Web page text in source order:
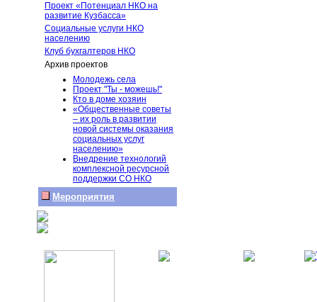
Проект «Потенциал НКО на
развитие Кузбасса»
Социальные услуги НКО
населению
Клуб бухгалтеров НКО
Архив проектов
Молодежь села
Проект "Ты - можешь!"
Кто в доме хозяин
«Общественные советы
– их роль в развитии
новой системы оказания
социальных услуг
населению»
Внедрение технологий
комплексной ресурсной
поддержки СО НКО
Мероприятия